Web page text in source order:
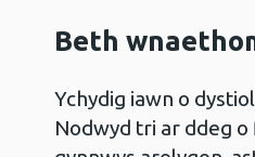
Beth
Ychydig iawn o
Nodwyd tri ar ddeg